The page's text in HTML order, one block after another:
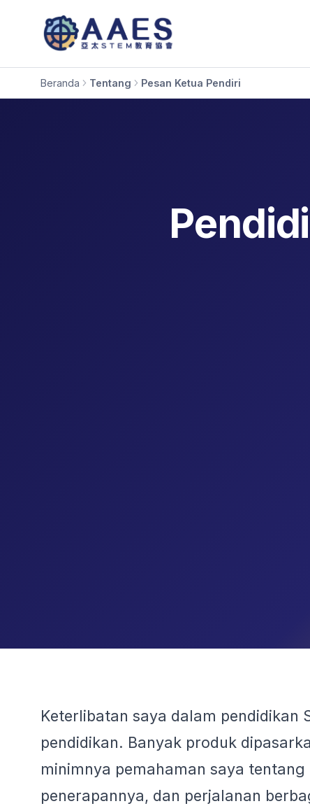
Beranda Tentang Pesan Ketua Pendiri
Keterlibatan saya dalam pendidikan
pendidikan. Banyak produk
minimnya pemahaman saya
penerapannya, dan perjalanan